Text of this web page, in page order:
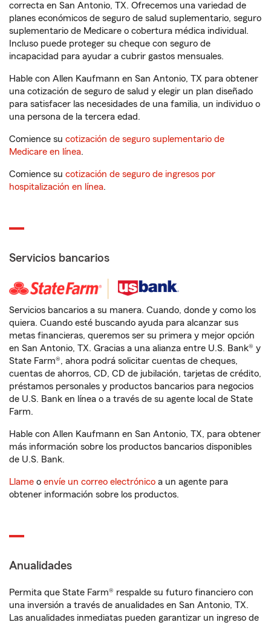
correcta en San Antonio, TX. Ofrecemos una variedad de
planes económicos de seguro de salud suplementario, seguro
suplementario de Medicare o cobertura médica individual.
Incluso puede proteger su cheque con seguro de
incapacidad para ayudar a cubrir gastos mensuales.
Hable con Allen Kaufmann en San Antonio, TX para obtener
una cotización de seguro de salud y elegir un plan diseñado
para satisfacer las necesidades de una familia, un individuo o
una persona de la tercera edad.
Comience su cotización de seguro suplementario de
Medicare en línea.
Comience su cotización de seguro de ingresos por
hospitalización en línea.
Servicios bancarios
Servicios bancarios a su manera. Cuando, donde y como los
quiera. Cuando esté buscando ayuda para alcanzar sus
metas financieras, queremos ser su primera y mejor opción
en San Antonio, TX. Gracias a una alianza entre U.S. Bank® y
State Farm®, ahora podrá solicitar cuentas de cheques,
cuentas de ahorros, CD, CD de jubilación, tarjetas de crédito,
préstamos personales y productos bancarios para negocios
de U.S. Bank en línea o a través de su agente local de State
Farm.
Hable con Allen Kaufmann en San Antonio, TX, para obtener
más información sobre los productos bancarios disponibles
de U.S. Bank.
Llame o envíe un correo electrónico a un agente para
obtener información sobre los productos.
Anualidades
Permita que State Farm® respalde su futuro financiero con
una inversión a través de anualidades en San Antonio, TX.
Las anualidades inmediatas pueden garantizar un ingreso de